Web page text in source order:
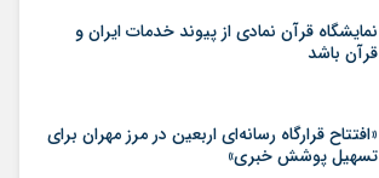
نمایشگاه قرآن نمادی از پیوند خدمات ایران و
قرآن باشد
«افتتاح قرارگاه رسانه‌ای اربعین در مرز مهران برای
تسهیل پوشش خبری»